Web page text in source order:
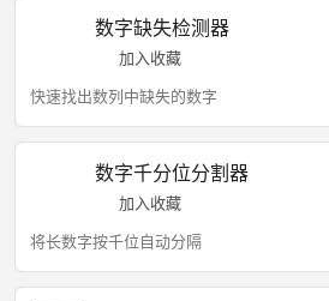
数字缺失检测器
加入收藏
快速找出数列中缺失的数字
数字千分位分割器
加入收藏
将长数字按千位自动分隔